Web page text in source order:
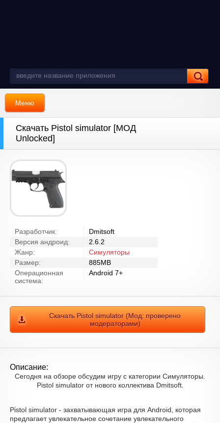
Меню
Скачать Pistol simulator [МОД
Unlocked]
Разработчик:
Dmitsoft
Версия андроид:
2.6.2
Жанр:
Симуляторы
Размер:
885MB
Операционная
система:
Android 7+
Скачать Pistol simulator (Мод: проверено
модераторами)
Описание:
Сегодня на обзоре обсудим игру с категории Симуляторы.
Pistol simulator от нового коллектива Dmitsoft.
Pistol simulator - захватывающая игра для Android, которая
предлагает увлекательное сочетание увлекательного